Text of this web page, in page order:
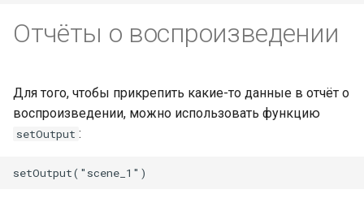
Отчёты о воспроизведении
Для того, чтобы прикрепить какие-то данные в отчёт о
воспроизведении, можно использовать функцию
setOutput :